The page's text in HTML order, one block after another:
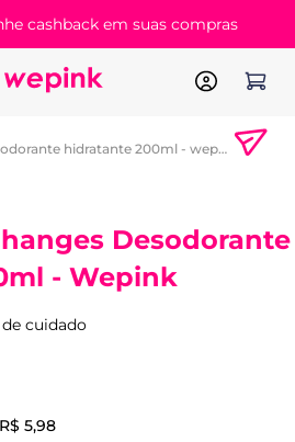
cashback em suas compras
body cream changes desodorante hidratante 200ml - wepink
Desodorante
- Wepink
cuidado
R$ 5,98